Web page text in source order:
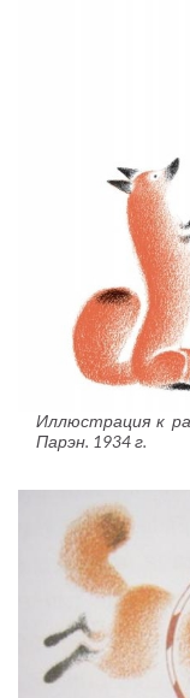
Иллюстрация к
Парэн. 1934 г.